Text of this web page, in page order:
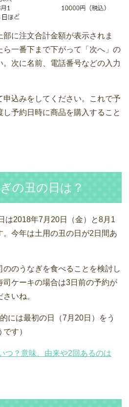
に注文合計金額が表示されま
ら一番下まで下がって「次へ」の
次に名前、電話番号などの入力
申込みをしてください。これで予
予約日時に商品を購入すること
の丑の日は？
は2018年7月20日（金）と8月1
。今年は土用の丑の日が2日間あ
のうなぎを食べることを検討し
司ケーキの場合は3日前の予約が
いね。
には最初の日（7月20日）をう
す）
つ？意味、由来や2回あるのは